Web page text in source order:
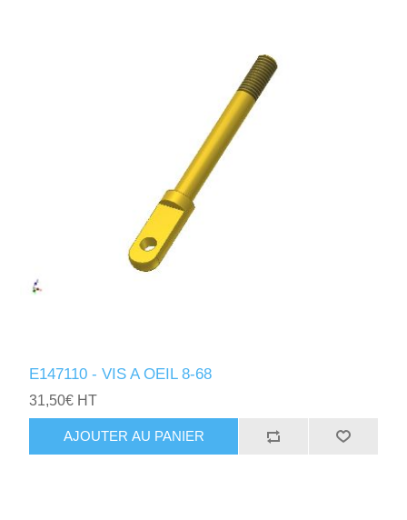
E147110 - VIS A OEIL 8-68
31,50€ HT
AJOUTER AU PANIER